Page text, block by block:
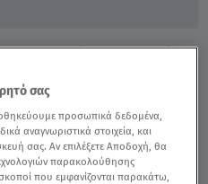
σας
προσωπικά δεδομένα,
αναγνωριστικά στοιχεία, και
σας. Αν επιλέξετε Αποδοχή, θα
παρακολούθησης
που εμφανίζονται παρακάτω,